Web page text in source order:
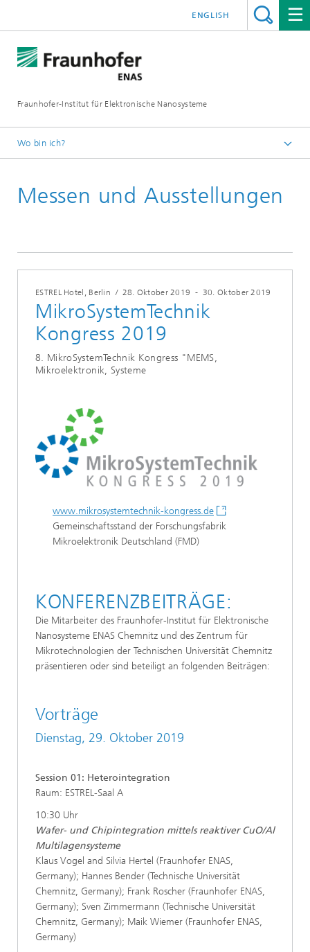
Fraunhofer-Institut für Elektronische Nanosysteme
ENGLISH
Wo bin ich?
Messen und Ausstellungen
ESTREL Hotel, Berlin / 28. Oktober 2019 - 30. Oktober 2019
MikroSystemTechnik
Kongress 2019
8. MikroSystemTechnik Kongress "MEMS,
Mikroelektronik, Systeme
www.mikrosystemtechnik-kongress.de
Gemeinschaftsstand der Forschungsfabrik
Mikroelektronik Deutschland (FMD)
KONFERENZBEITRÄGE:
Die Mitarbeiter des Fraunhofer-Institut für Elektronische
Nanosysteme ENAS Chemnitz und des Zentrum für
Mikrotechnologien der Technischen Universität Chemnitz
präsentieren oder sind beteiligt an folgenden Beiträgen:
Vorträge
Dienstag, 29. Oktober 2019
Session 01: Heterointegration
Raum: ESTREL-Saal A
10:30 Uhr
Wafer- und Chipintegration mittels reaktiver CuO/Al
Multilagensysteme
Klaus Vogel and Silvia Hertel (Fraunhofer ENAS,
Germany); Hannes Bender (Technische Universität
Chemnitz, Germany); Frank Roscher (Fraunhofer ENAS,
Germany); Sven Zimmermann (Technische Universität
Chemnitz, Germany); Maik Wiemer (Fraunhofer ENAS,
Germany)